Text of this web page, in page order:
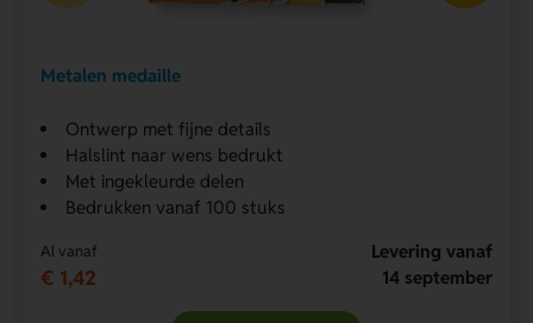
Metalen medaille
Ontwerp met fijne details
Halslint naar wens bedrukt
Met ingekleurde delen
Bedrukken vanaf 100 stuks
Al vanaf
€ 1,42
Levering vanaf
14 september